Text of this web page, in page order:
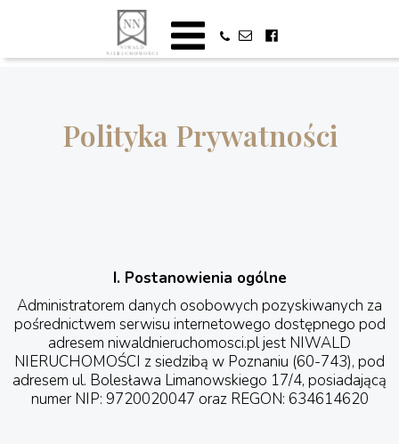
Polityka Prywatności
I. Postanowienia ogólne
Administratorem danych osobowych pozyskiwanych za
pośrednictwem serwisu internetowego dostępnego pod
adresem niwaldnieruchomosci.pl jest NIWALD
NIERUCHOMOŚCI z siedzibą w Poznaniu (60-743), pod
adresem ul. Bolesława Limanowskiego 17/4, posiadającą
numer NIP: 9720020047 oraz REGON: 634614620